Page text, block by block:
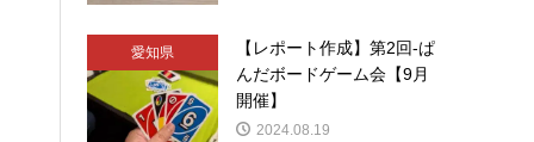
愛知県
【レポート作成】第2回-ぱ
んだボードゲーム会【9月
開催】
2024.08.19